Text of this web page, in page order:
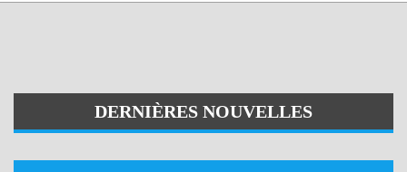
DERNIÈRES NOUVELLES